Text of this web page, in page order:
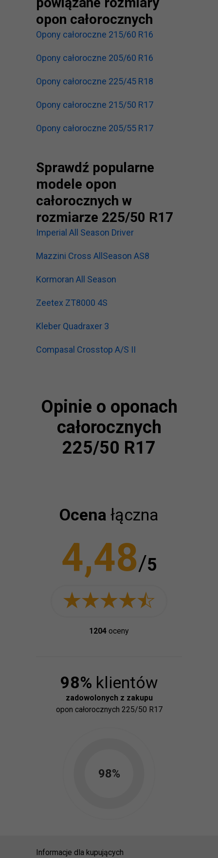
opon całorocznych
Opony całoroczne 215/60 R16
Opony całoroczne 205/60 R16
Opony całoroczne 225/45 R18
Opony całoroczne 215/50 R17
Opony całoroczne 205/55 R17
Sprawdź popularne
modele opon
całorocznych w
rozmiarze 225/50 R17
Imperial All Season Driver
Mazzini Cross AllSeason AS8
Kormoran All Season
Zeetex ZT8000 4S
Kleber Quadraxer 3
Compasal Crosstop A/S II
Opinie o oponach
całorocznych
225/50 R17
Ocena łączna
4,48/5
1204 oceny
98% klientów
zadowolonych z zakupu
opon całorocznych 225/50 R17
98%
Informacje dla kupujących